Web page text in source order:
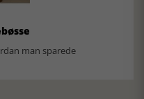
man sparede